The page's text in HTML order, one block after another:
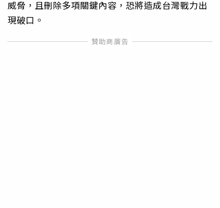
威脅，且刪除多項關鍵內容，恐將造成台灣戰力出
現破口。